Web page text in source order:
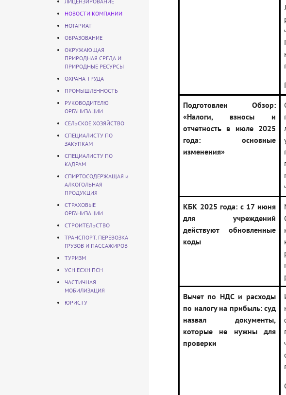
НОВОСТИ КОМПАНИИ
НОТАРИАТ
ОБРАЗОВАНИЕ
ОКРУЖАЮЩАЯ
ПРИРОДНАЯ СРЕДА И
ПРИРОДНЫЕ РЕСУРСЫ
ОХРАНА ТРУДА
ПРОМЫШЛЕННОСТЬ
РУКОВОДИТЕЛЮ
ОРГАНИЗАЦИИ
СЕЛЬСКОЕ ХОЗЯЙСТВО
СПЕЦИАЛИСТУ ПО
ЗАКУПКАМ
СПЕЦИАЛИСТУ ПО
КАДРАМ
СПИРТОСОДЕРЖАЩАЯ и
АЛКОГОЛЬНАЯ
ПРОДУКЦИЯ
СТРАХОВЫЕ
ОРГАНИЗАЦИИ
СТРОИТЕЛЬСТВО
ТРАНСПОРТ. ПЕРЕВОЗКА
ГРУЗОВ И ПАССАЖИРОВ
ТУРИЗМ
УСН ЕСХН ПСН
ЧАСТИЧНАЯ
МОБИЛИЗАЦИЯ
ЮРИСТУ
Подготовлен Обзор:
«Налоги, взносы и
отчетность в июле 2025
года: основные
изменения»
КБК 2025 года: с 17 июня
для учреждений
действуют обновленные
коды
Вычет по НДС и расходы
по налогу на прибыль: суд
назвал документы,
которые не нужны для
проверки